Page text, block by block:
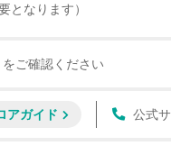
となります）
ご確認ください
アガイド 公式